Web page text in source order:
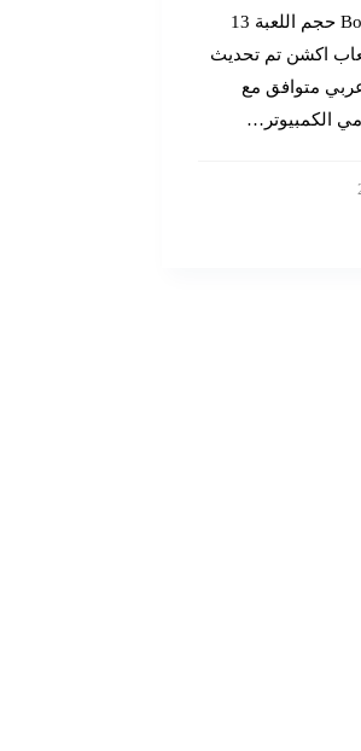
اسم المطور Bohemia Interactive حجم اللعبة 13
اكشن تم تحديث
لغة اللعبة عربي متوافق مع
الكمبيوتر…